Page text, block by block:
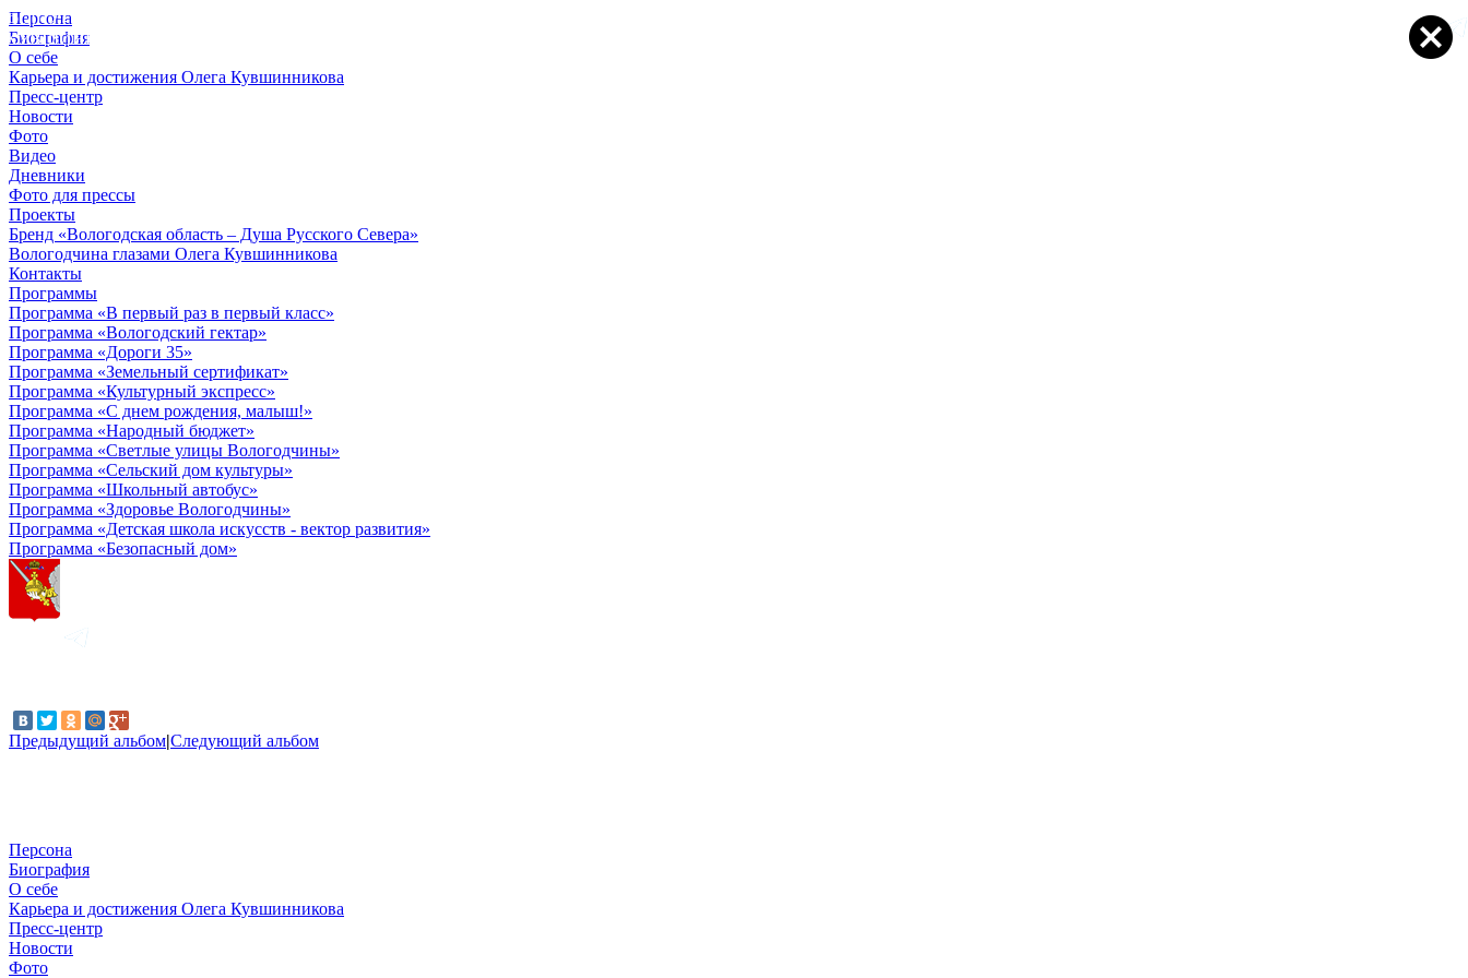
Персона
Биография
О себе
Карьера и достижения Олега Кувшинникова
Пресс-центр
Новости
Фото
Видео
Дневники
Фото для прессы
Проекты
Бренд «Вологодская область – Душа Русского Севера»
Вологодчина глазами Олега Кувшинникова
Контакты
Программы
Программа «В первый раз в первый класс»
Программа «Вологодский гектар»
Программа «Дороги 35»
Программа «Земельный сертификат»
Программа «Культурный экспресс»
Программа «С днем рождения, малыш!»
Программа «Народный бюджет»
Программа «Светлые улицы Вологодчины»
Программа «Сельский дом культуры»
Программа «Школьный автобус»
Программа «Здоровье Вологодчины»
Программа «Детская школа искусств - вектор развития»
Программа «Безопасный дом»
Предыдущий альбом|Следующий альбом
© 2012 - 2023,
КУВШИННИКОВ О.А.
Персона
Биография
О себе
Карьера и достижения Олега Кувшинникова
Пресс-центр
Новости
Фото